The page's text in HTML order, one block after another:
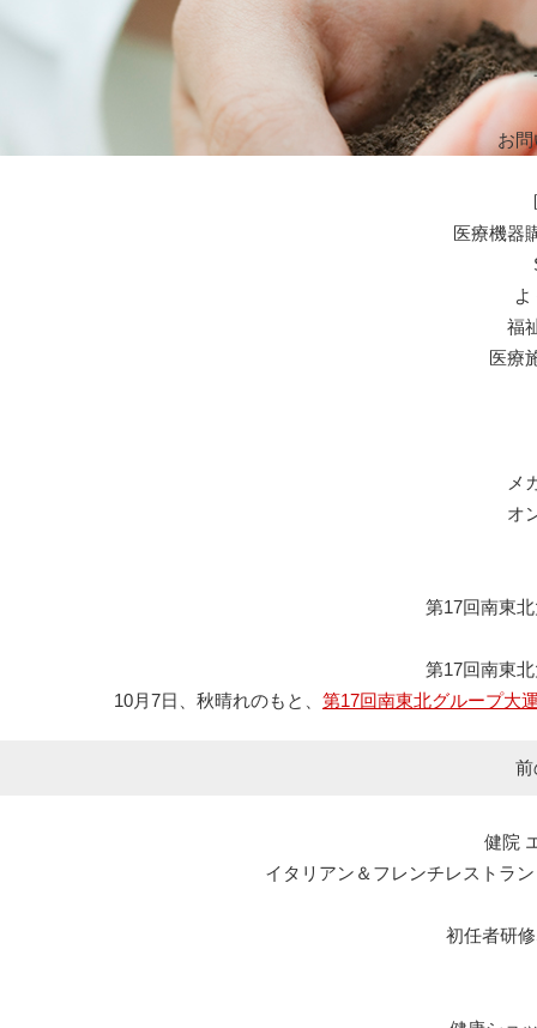
お
医療機器
福
医療
メ
オ
第17回南東
第17回南東
10月7日、秋晴れのもと、 第17回南東北グループ大
前
健院
イタリアン＆フレンチレストラ
初任者研修